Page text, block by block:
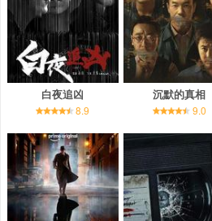
白夜追凶
8.9
沉默的真相
9.0